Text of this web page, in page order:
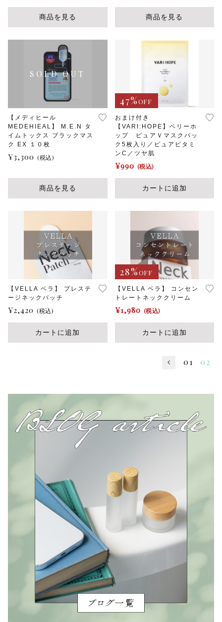
商品を見る 商品を見る
【メディヒール
MEDEHIEAL】 M.E.N タ
イムトックス ブラックマス
ク EX １０枚
¥3,300 (税込)
商品を見る
おまけ付き
【VARI:HOPE】ベリーホ
ップ ピュアＶマスクパッ
ク5枚入り／ピュアビタミ
ンC／ツヤ肌
¥990 (税込)
47%OFF
カートに追加
【VELLA ベラ】 プレステ
ージネックパッチ
¥2,420 (税込)
カートに追加
【VELLA ベラ】 コンセン
トレートネッククリーム
¥1,980 (税込)
28%OFF
カートに追加
01 02